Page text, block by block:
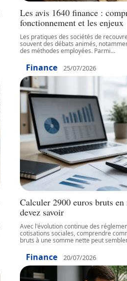
Les avis 1640 finance :
fonctionnement et les enjeux
Les pratiques des sociétés de
souvent des débats animés,
des méthodes employées. Parmi…
Finance 25/07/2026
Calculer 2900 euros bruts
devez savoir
Avec l'évolution continue des
cotisations sociales, comprendre
bruts à une somme nette peut
Finance 20/07/2026